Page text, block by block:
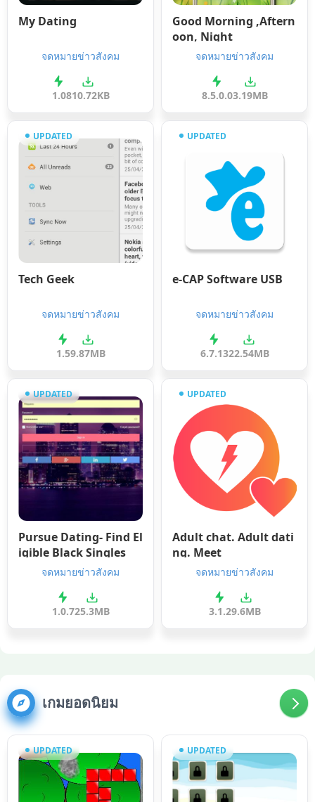
My Dating
จดหมายข่าวสังคม
1.0810.72KB
Good Morning ,Aftern
oon, Night
จดหมายข่าวสังคม
8.5.0.03.19MB
UPDATED
Tech Geek
จดหมายข่าวสังคม
1.59.87MB
UPDATED
e-CAP Software USB
จดหมายข่าวสังคม
6.7.1322.54MB
UPDATED
Pursue Dating- Find El
igible Black Singles
จดหมายข่าวสังคม
1.0.725.3MB
UPDATED
Adult chat. Adult dati
ng. Meet
จดหมายข่าวสังคม
3.1.29.6MB
เกมยอดนิยม
UPDATED UPDATED